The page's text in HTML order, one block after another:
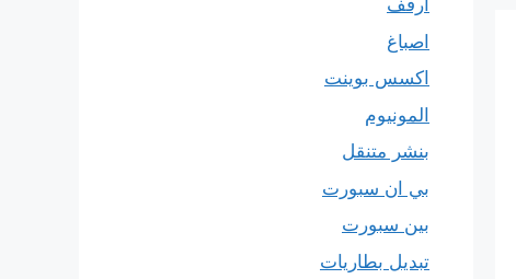
ارفف
اصباغ
اكسس بوينت
المونيوم
بنشر متنقل
بي ان سبورت
بين سبورت
تبديل بطاريات